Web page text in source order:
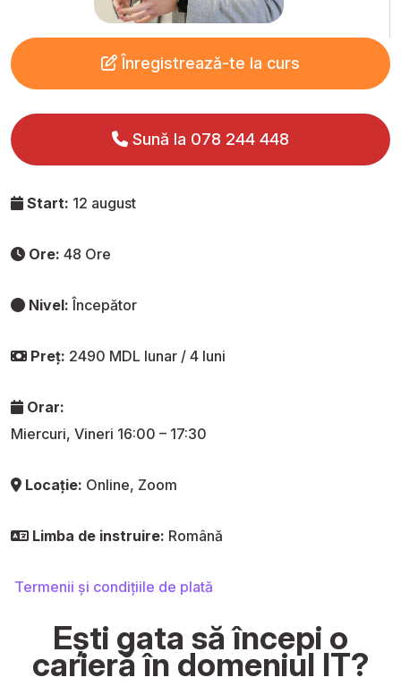
Înregistrează-te la curs
Sună la 078 244 448
Start: 12 august
Ore: 48 Ore
Nivel: Începător
Preț: 2490 MDL lunar / 4 luni
Orar:
Miercuri, Vineri 16:00 – 17:30
Locație: Online, Zoom
Limba de instruire: Română
Termenii și condițiile de plată
Ești gata să începi o
carieră în domeniul IT?